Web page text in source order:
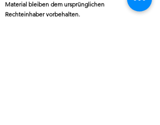
Material bleiben dem ursprünglichen
Rechteinhaber vorbehalten.